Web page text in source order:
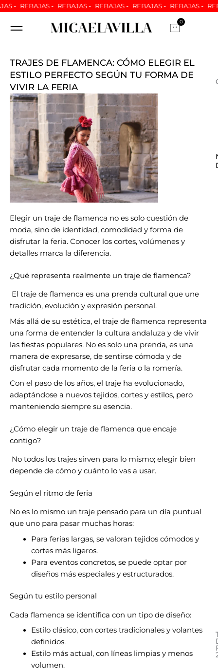
Ir
contenido
- REBAJAS - REBAJAS - REBAJAS - REBAJAS - REBAJAS -
0
Carrito
TRAJES DE FLAMENCA: CÓMO ELEGIR EL
ESTILO PERFECTO SEGÚN TU FORMA DE
VIVIR LA FERIA
Elegir un traje de flamenca no es solo cuestión de
moda, sino de identidad, comodidad y forma de
disfrutar la feria. Conocer los cortes, volúmenes y
detalles marca la diferencia.
¿Qué representa realmente un traje de flamenca?
El traje de flamenca es una prenda cultural que une
tradición, evolución y expresión personal.
Más allá de su estética, el traje de flamenca representa
una forma de entender la cultura andaluza y de vivir
las fiestas populares. No es solo una prenda, es una
manera de expresarse, de sentirse cómoda y de
disfrutar cada momento de la feria o la romería.
Con el paso de los años, el traje ha evolucionado,
adaptándose a nuevos tejidos, cortes y estilos, pero
manteniendo siempre su esencia.
¿Cómo elegir un traje de flamenca que encaje
contigo?
No todos los trajes sirven para lo mismo; elegir bien
depende de cómo y cuánto lo vas a usar.
Según el ritmo de feria
No es lo mismo un traje pensado para un día puntual
que uno para pasar muchas horas:
Para ferias largas, se valoran tejidos cómodos y
cortes más ligeros.
Para eventos concretos, se puede optar por
diseños más especiales y estructurados.
Según tu estilo personal
Cada flamenca se identifica con un tipo de diseño:
Estilo clásico, con cortes tradicionales y volantes
definidos.
Estilo más actual, con líneas limpias y menos
volumen.